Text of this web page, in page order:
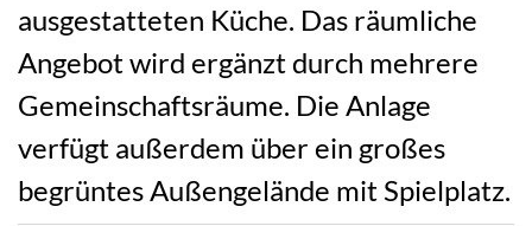
ausgestatteten Küche. Das räumliche
Angebot wird ergänzt durch mehrere
Gemeinschaftsräume. Die Anlage
verfügt außerdem über ein großes
begrüntes Außengelände mit Spielplatz.